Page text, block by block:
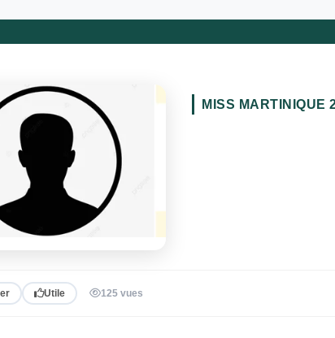
MISS MARTINIQUE
Utile 125 vues